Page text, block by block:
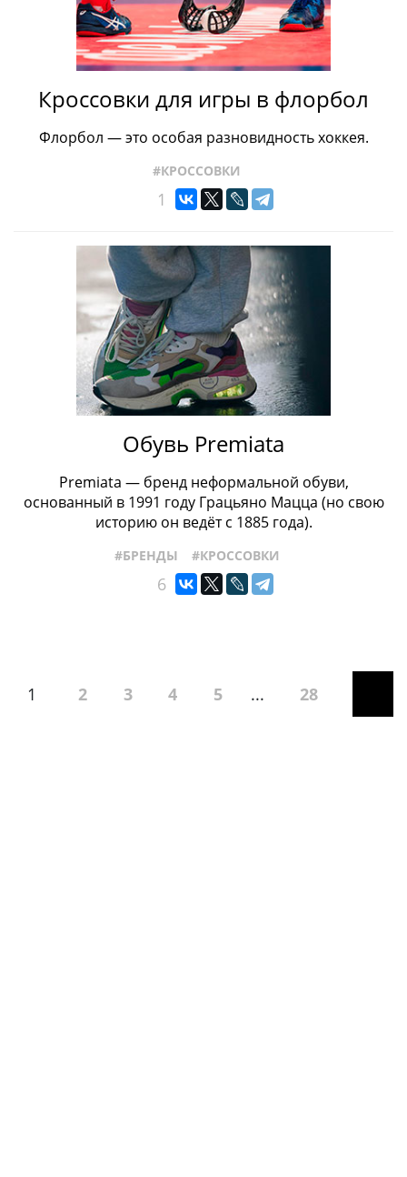
Кроссовки для игры в флорбол
Флорбол — это особая разновидность хоккея.
#КРОССОВКИ
1
Обувь Premiata
Premiata — бренд неформальной обуви,
основанный в 1991 году Грацьяно Мацца (но свою
историю он ведёт с 1885 года).
#БРЕНДЫ #КРОССОВКИ
6
1 2 3 4 5 ... 28